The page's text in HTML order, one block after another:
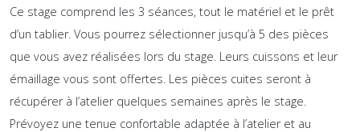
Ce stage comprend les 3 séances, tout le matériel et le prêt
d’un tablier. Vous pourrez sélectionner jusqu’à 5 des pièces
que vous avez réalisées lors du stage. Leurs cuissons et leur
émaillage vous sont offertes. Les pièces cuites seront à
récupérer à l’atelier quelques semaines après le stage.
Prévoyez une tenue confortable adaptée à l’atelier et au